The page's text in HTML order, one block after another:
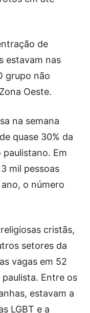
de
estavam nas
grupo não
Oeste.
na semana
quase 30% da
Em
mil pessoas
o número
cristãs,
setores da
vagas em 52
Entre os
estavam a
LGBT e a